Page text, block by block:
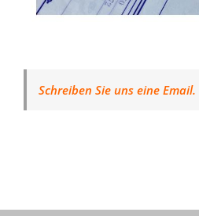
Schreiben Sie uns eine Email.